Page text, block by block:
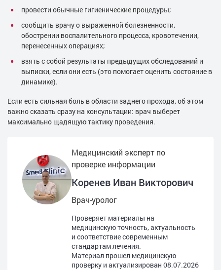
провести обычные гигиенические процедуры;
сообщить врачу о выраженной болезненности,
обострении воспалительного процесса, кровотечении,
перенесенных операциях;
взять с собой результаты предыдущих обследований и
выписки, если они есть (это помогает оценить состояние в
динамике).
Если есть сильная боль в области заднего прохода, об этом
важно сказать сразу на консультации: врач выберет
максимально щадящую тактику проведения.
Медицинский эксперт по
проверке информации
Коренев Иван Викторович
Врач-уролог
Проверяет материалы на
медицинскую точность, актуальность
и соответствие современным
стандартам лечения.
Материал прошел медицинскую
проверку и актуализирован 08.07.2026